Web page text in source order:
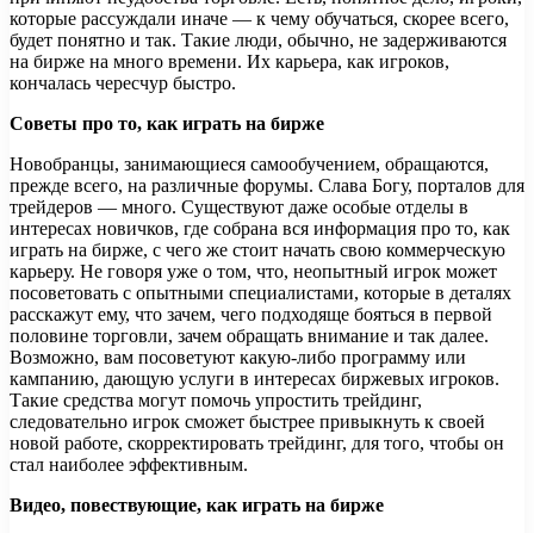
которые рассуждали иначе — к чему обучаться, скорее всего,
будет понятно и так. Такие люди, обычно, не задерживаются
на бирже на много времени. Их карьера, как игроков,
кончалась чересчур быстро.
Советы про то, как играть на бирже
Новобранцы, занимающиеся самообучением, обращаются,
прежде всего, на различные форумы. Слава Богу, порталов для
трейдеров — много. Существуют даже особые отделы в
интересах новичков, где собрана вся информация про то, как
играть на бирже, с чего же стоит начать свою коммерческую
карьеру. Не говоря уже о том, что, неопытный игрок может
посоветовать с опытными специалистами, которые в деталях
расскажут ему, что зачем, чего подходяще бояться в первой
половине торговли, зачем обращать внимание и так далее.
Возможно, вам посоветуют какую-либо программу или
кампанию, дающую услуги в интересах биржевых игроков.
Такие средства могут помочь упростить трейдинг,
следовательно игрок сможет быстрее привыкнуть к своей
новой работе, скорректировать трейдинг, для того, чтобы он
стал наиболее эффективным.
Видео, повествующие, как играть на бирже